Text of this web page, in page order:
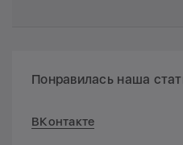
Понравилась наша
ВКонтакте